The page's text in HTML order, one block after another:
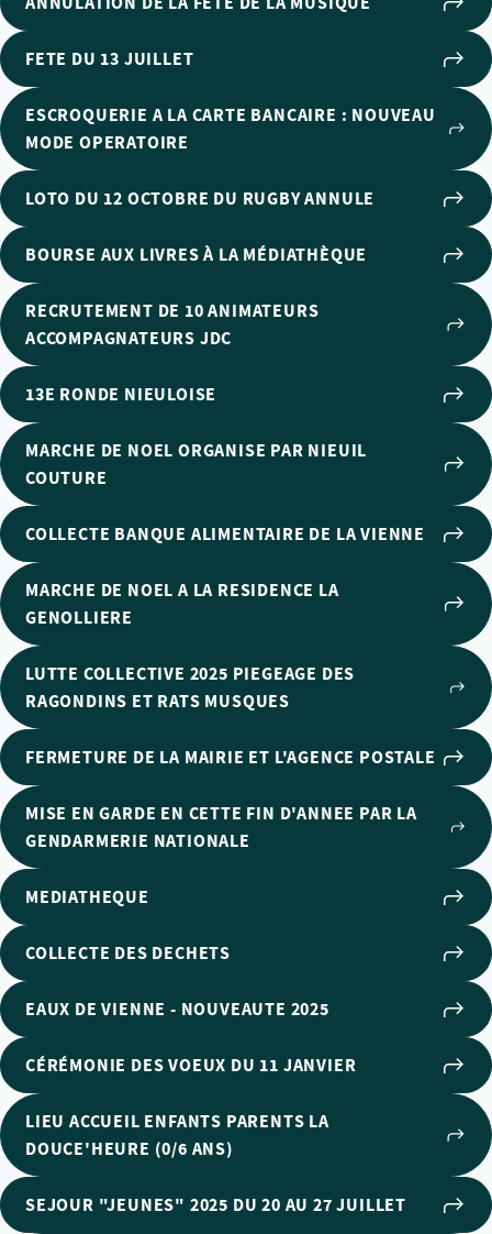
FETE DU 13 JUILLET
ESCROQUERIE A LA CARTE BANCAIRE : NOUVEAU
MODE OPERATOIRE
LOTO DU 12 OCTOBRE DU RUGBY ANNULE
BOURSE AUX LIVRES À LA MÉDIATHÈQUE
RECRUTEMENT DE 10 ANIMATEURS
ACCOMPAGNATEURS JDC
13E RONDE NIEULOISE
MARCHE DE NOEL ORGANISE PAR NIEUIL
COUTURE
COLLECTE BANQUE ALIMENTAIRE DE LA VIENNE
MARCHE DE NOEL A LA RESIDENCE LA
GENOLLIERE
LUTTE COLLECTIVE 2025 PIEGEAGE DES
RAGONDINS ET RATS MUSQUES
FERMETURE DE LA MAIRIE ET L'AGENCE POSTALE
MISE EN GARDE EN CETTE FIN D'ANNEE PAR LA
GENDARMERIE NATIONALE
MEDIATHEQUE
COLLECTE DES DECHETS
EAUX DE VIENNE - NOUVEAUTE 2025
CÉRÉMONIE DES VOEUX DU 11 JANVIER
LIEU ACCUEIL ENFANTS PARENTS LA
DOUCE'HEURE (0/6 ANS)
SEJOUR "JEUNES" 2025 DU 20 AU 27 JUILLET